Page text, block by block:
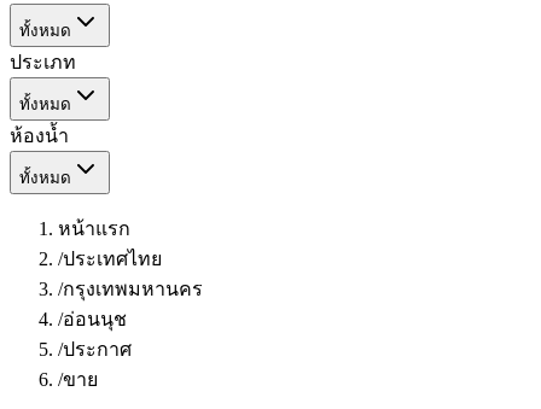
ทั้งหมด
ประเภท
ทั้งหมด
ห้องน้ำ
ทั้งหมด
หน้าแรก
/ประเทศไทย
/กรุงเทพมหานคร
/อ่อนนุช
/ประกาศ
/ขาย